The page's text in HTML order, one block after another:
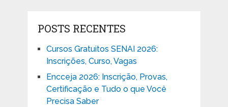
POSTS RECENTES
Cursos Gratuitos SENAI 2026:
Inscrições, Curso, Vagas
Encceja 2026: Inscrição, Provas,
Certificação e Tudo o que Você
Precisa Saber